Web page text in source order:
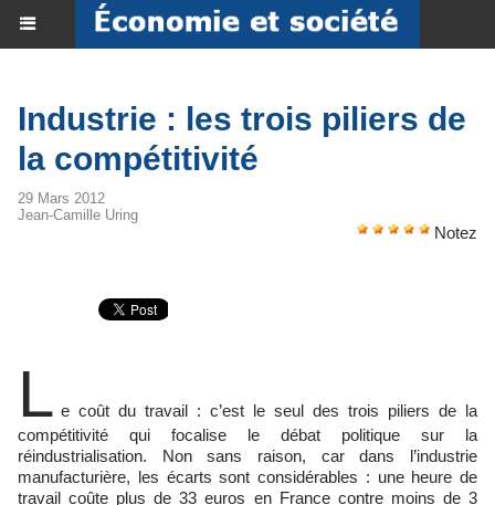
Industrie : les trois piliers de
la compétitivité
29 Mars 2012
Jean-Camille Uring
Notez
L e coût du travail : c’est le seul des trois piliers de la
compétitivité qui focalise le débat politique sur la
réindustrialisation. Non sans raison, car dans l’industrie
manufacturière, les écarts sont considérables : une heure de
travail coûte plus de 33 euros en France contre moins de 3